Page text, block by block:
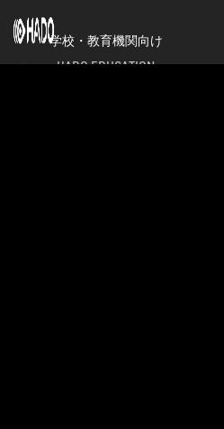
学校・教育機関向け
HADO EDUCATION